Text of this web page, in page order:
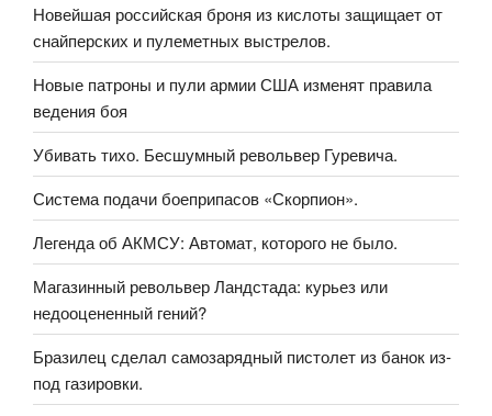
Новейшая российская броня из кислоты защищает от
снайперских и пулеметных выстрелов.
Новые патроны и пули армии США изменят правила
ведения боя
Убивать тихо. Бесшумный револьвер Гуревича.
Система подачи боеприпасов «Скорпион».
Легенда об АКМСУ: Автомат, которого не было.
Магазинный револьвер Ландстада: курьез или
недооцененный гений?
Бразилец сделал самозарядный пистолет из банок из-
под газировки.